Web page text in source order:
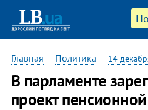
Главная — Политика — 14
В парламенте
проект